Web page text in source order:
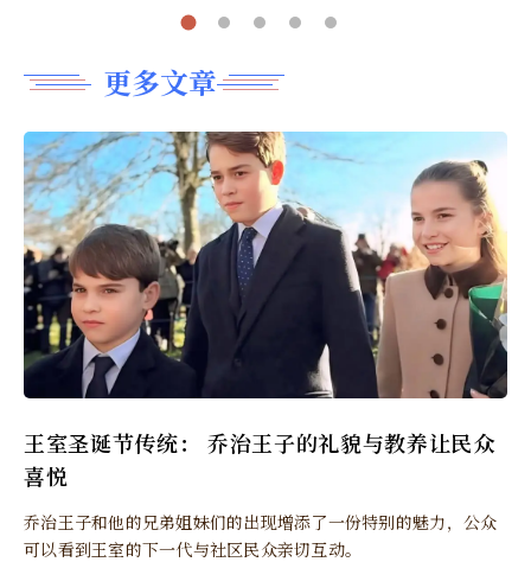
更多文章
王室圣诞节传统： 乔治王子的礼貌与教养让民众
喜悦
乔治王子和他的兄弟姐妹们的出现增添了一份特别的魅力，公众
可以看到王室的下一代与社区民众亲切互动。